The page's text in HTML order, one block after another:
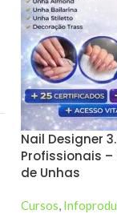
Nail Designer
Profissionais
de Unhas
Cursos,